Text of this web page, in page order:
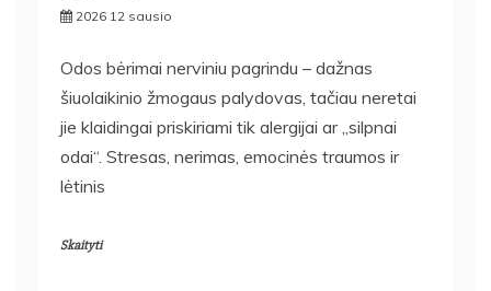
2026 12 sausio
Odos bėrimai nerviniu pagrindu – dažnas
šiuolaikinio žmogaus palydovas, tačiau neretai
jie klaidingai priskiriami tik alergijai ar „silpnai
odai“. Stresas, nerimas, emocinės traumos ir
lėtinis
Skaityti